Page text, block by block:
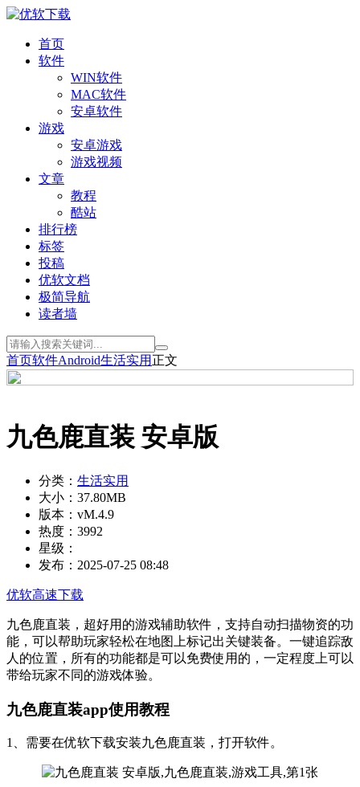
首页
软件
WIN软件
MAC软件
安卓软件
游戏
安卓游戏
游戏视频
文章
教程
酷站
排行榜
标签
投稿
优软文档
极简导航
读者墙
首页软件Android生活实用 正文
九色鹿直装 安卓版
分类： 生活实用
大小： 37.80MB
版本： vM.4.9
热度： 3992
星级：
发布： 2025-07-25 08:48
优软高速下载
九色鹿直装，超好用的游戏辅助软件，支持自动扫描物资的功
能，可以帮助玩家轻松在地图上标记出关键装备。一键追踪敌
人的位置，所有的功能都是可以免费使用的，一定程度上可以
带给玩家不同的游戏体验。
九色鹿直装app使用教程
1、需要在优软下载安装九色鹿直装，打开软件。